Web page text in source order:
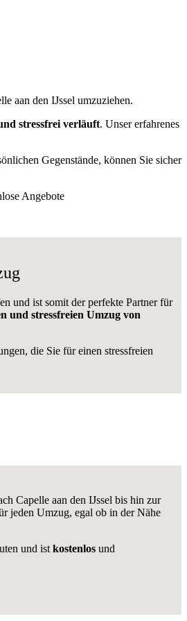
aan den IJssel umzuziehen.
stressfrei verläuft. Unser erfahrenes
Gegenstände, können Sie sicher
Angebote
und ist somit der perfekte Partner für
und stressfreien Umzug von
die Sie für einen stressfreien
Capelle aan den IJssel bis hin zur
jeden Umzug, egal ob in der Nähe
und ist kostenlos und